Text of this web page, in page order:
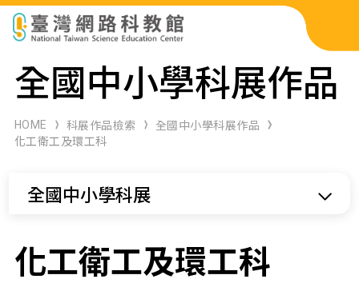
科展作品檢索
科學研習月刊
全國中小學科展作品
HOME 科展作品檢索
全國中小學科展作品
化工衛工及環工科
全國中小學科展
化工衛工及環工科